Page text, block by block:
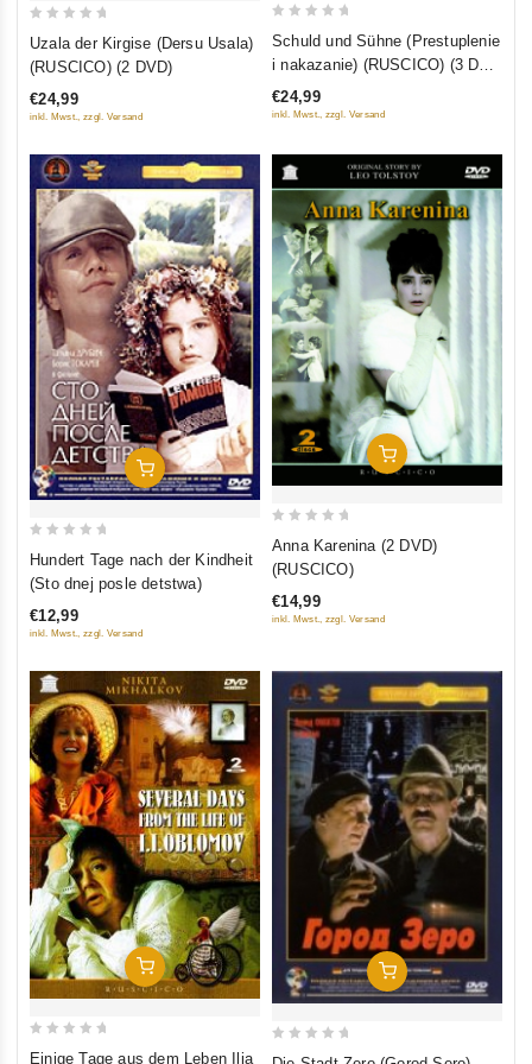
5
Uzala der Kirgise (Dersu Usala)
(RUSCICO) (2 DVD)
€24,99
inkl. Mwst., zzgl. Versand
5
Schuld und Sühne (Prestuplenie
i nakazanie) (RUSCICO) (3 DVD
Box Set) (PAL)
€24,99
inkl. Mwst., zzgl. Versand
In Den Warenkorb
5
Hundert Tage nach der Kindheit
(Sto dnej posle detstwa)
€12,99
inkl. Mwst., zzgl. Versand
In Den Warenkorb
5
Anna Karenina (2 DVD)
(RUSCICO)
€14,99
inkl. Mwst., zzgl. Versand
In Den Warenkorb
Einige Tage aus dem Leben Ilja
In Den Warenkorb